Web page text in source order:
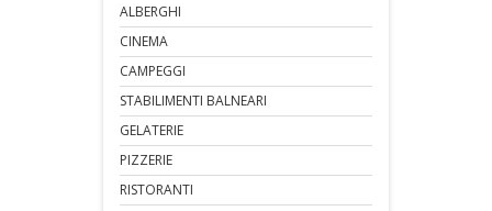
ALBERGHI
CINEMA
CAMPEGGI
STABILIMENTI BALNEARI
GELATERIE
PIZZERIE
RISTORANTI